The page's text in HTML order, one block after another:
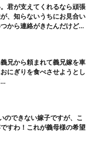
君が支えてくれるなら頑張
、知らないうちにお見合い
から連絡がきたんだけど…
兄から頼まれて義兄嫁を車
にぎりを食べさせようとし
…
のできない嫁子ですが、こ
すわ！これが義母様の希望